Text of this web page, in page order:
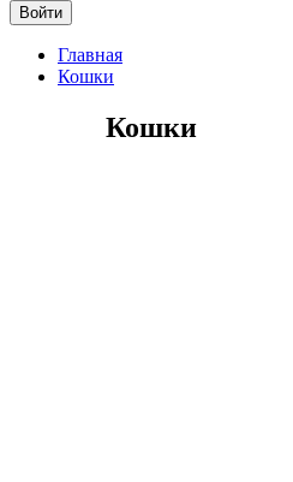
Главная
Кошки
Кошки